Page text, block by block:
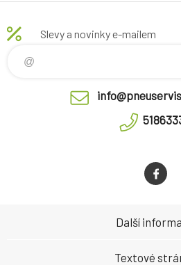
Slevy a novinky e-mailem
Další
Textové